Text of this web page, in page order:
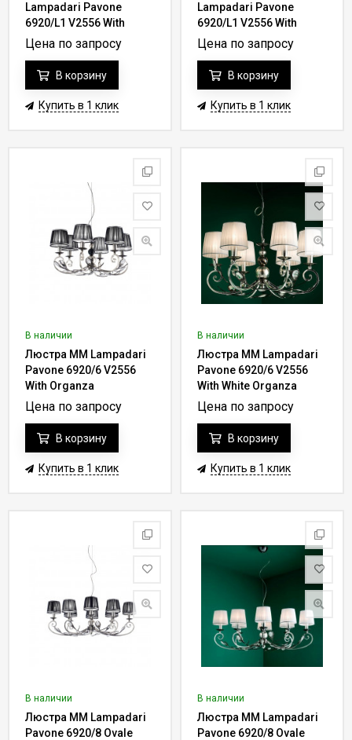
Lampadari Pavone
6920/L1 V2556 With
Organza
Цена по запросу
В корзину
Купить в 1 клик
Lampadari Pavone
6920/L1 V2556 With
White Organza
Цена по запросу
В корзину
Купить в 1 клик
В наличии
Люстра MM Lampadari
Pavone 6920/6 V2556
With Organza
Цена по запросу
В корзину
Купить в 1 клик
В наличии
Люстра MM Lampadari
Pavone 6920/6 V2556
With White Organza
Цена по запросу
В корзину
Купить в 1 клик
В наличии
Люстра MM Lampadari
Pavone 6920/8 Ovale
В наличии
Люстра MM Lampadari
Pavone 6920/8 Ovale